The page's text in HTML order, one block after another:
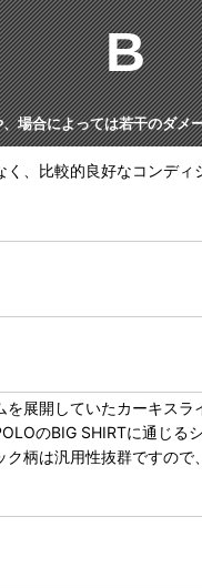
B
場合によっては若干のダメ
、比較的良好なコンディ
展開していたカーキス
のBIG SHIRTに通じる
柄は汎用性抜群ですので